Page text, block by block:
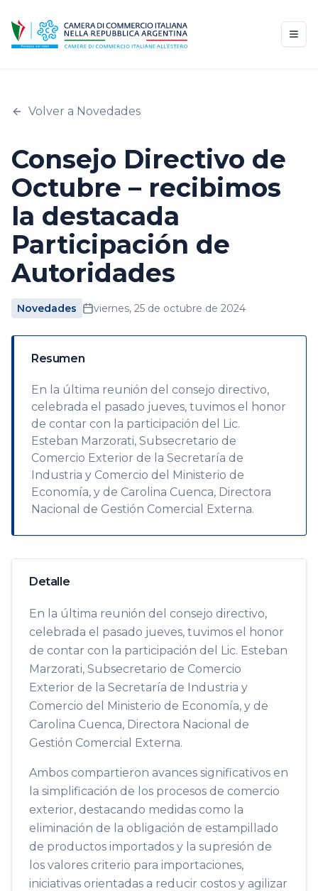
Volver a Novedades
Consejo Directivo de
Octubre – recibimos
la destacada
Participación de
Autoridades
Novedades viernes, 25 de octubre de 2024
Resumen
En la última reunión del consejo directivo,
celebrada el pasado jueves, tuvimos el honor
de contar con la participación del Lic.
Esteban Marzorati, Subsecretario de
Comercio Exterior de la Secretaría de
Industria y Comercio del Ministerio de
Economía, y de Carolina Cuenca, Directora
Nacional de Gestión Comercial Externa.
Detalle
En la última reunión del consejo directivo,
celebrada el pasado jueves, tuvimos el honor
de contar con la participación del Lic. Esteban
Marzorati, Subsecretario de Comercio
Exterior de la Secretaría de Industria y
Comercio del Ministerio de Economía, y de
Carolina Cuenca, Directora Nacional de
Gestión Comercial Externa.
Ambos compartieron avances significativos en
la simplificación de los procesos de comercio
exterior, destacando medidas como la
eliminación de la obligación de estampillado
de productos importados y la supresión de
los valores criterio para importaciones,
iniciativas orientadas a reducir costos y agilizar